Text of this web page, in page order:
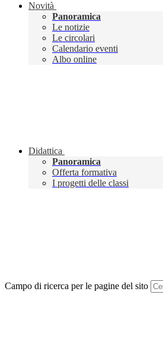
Novità
Panoramica
Le notizie
Le circolari
Calendario eventi
Albo online
Didattica
Panoramica
Offerta formativa
I progetti delle classi
Campo di ricerca per le pagine del sito